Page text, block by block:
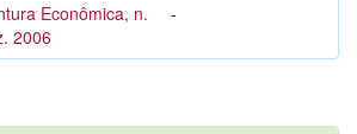
Econômica, n.
2006
-